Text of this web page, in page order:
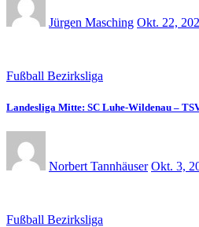
Jürgen Masching Okt. 22,
Fußball Bezirksliga
Landesliga Mitte: SC Luhe-Wildenau –
Norbert Tannhäuser Okt. 3,
Fußball Bezirksliga